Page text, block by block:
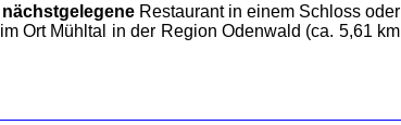
nächstgelegene Restaurant in einem Schloss oder
im Ort Mühltal in der Region Odenwald (ca. 5,61 km